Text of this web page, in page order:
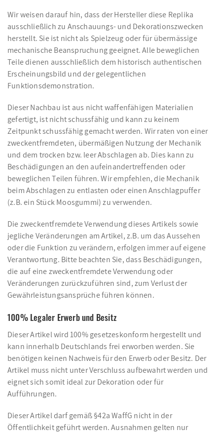
Wir weisen darauf hin, dass der Hersteller diese Replika
ausschließlich zu Anschauungs- und Dekorationszwecken
herstellt. Sie ist nicht als Spielzeug oder für übermässige
mechanische Beanspruchung geeignet. Alle beweglichen
Teile dienen ausschließlich dem historisch authentischen
Erscheinungsbild und der gelegentlichen
Funktionsdemonstration.
Dieser Nachbau ist aus nicht waffenfähigen Materialien
gefertigt, ist nicht schussfähig und kann zu keinem
Zeitpunkt schussfähig gemacht werden. Wir raten von einer
zweckentfremdeten, übermäßigen Nutzung der Mechanik
und dem trocken bzw. leer Abschlagen ab. Dies kann zu
Beschädigungen an den aufeinandertreffenden oder
beweglichen Teilen führen. Wir empfehlen, die Mechanik
beim Abschlagen zu entlasten oder einen Anschlagpuffer
(z.B. ein Stück Moosgummi) zu verwenden.
Die zweckentfremdete Verwendung dieses Artikels sowie
jegliche Veränderungen am Artikel, z.B. um das Aussehen
oder die Funktion zu verändern, erfolgen immer auf eigene
Verantwortung. Bitte beachten Sie, dass Beschädigungen,
die auf eine zweckentfremdete Verwendung oder
Veränderungen zurückzuführen sind, zum Verlust der
Gewährleistungsansprüche führen können.
100% Legaler Erwerb und Besitz
Dieser Artikel wird 100% gesetzeskonform hergestellt und
kann innerhalb Deutschlands frei erworben werden. Sie
benötigen keinen Nachweis für den Erwerb oder Besitz. Der
Artikel muss nicht unter Verschluss aufbewahrt werden und
eignet sich somit ideal zur Dekoration oder für
Aufführungen.
Dieser Artikel darf gemäß §42a WaffG nicht in der
Öffentlichkeit geführt werden. Ausnahmen gelten nur